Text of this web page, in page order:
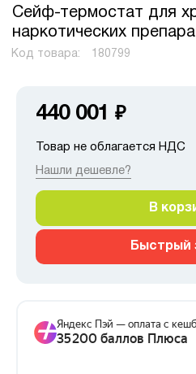
Сейф-термостат для
наркотических
Код товара: 180799
440 001 ₽
Товар не облагается НДС
Нашли дешевле?
В
Быстрый